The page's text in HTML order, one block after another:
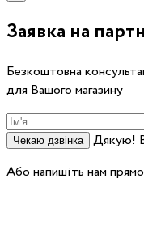
Заявка на
Безкоштовна
для Вашого магазину
Чекаю дзвінка
Дякую!
Або напишіть нам